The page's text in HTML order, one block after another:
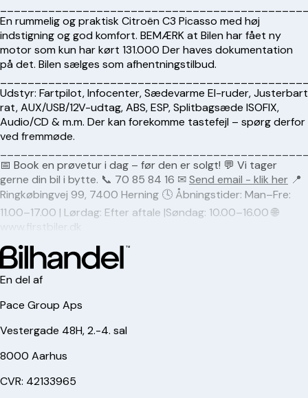
En rummelig og praktisk Citroën C3 Picasso med høj
indstigning og god komfort. BEMÆRK at Bilen har fået ny
motor som kun har kørt 131.000 Der haves dokumentation
på det. Bilen sælges som afhentningstilbud.
Udstyr: Fartpilot, Infocenter, Sædevarme El-ruder, Justerbart
rat, AUX/USB/12V-udtag, ABS, ESP, Splitbagsæde ISOFIX,
Audio/CD & m.m. Der kan forekomme tastefejl – spørg derfor
ved fremmøde.
📅 Book en prøvetur i dag – før den er solgt! 💬 Vi tager
gerne din bil i bytte. 📞 70 85 84 16 ✉Send email - klik her 📍
Ringkøbingvej 99, 7400 Herning 🕓 Åbningstider: Man–Fre:
11.00–17.00 | Lørdag: Efter aftale |Søndag: 10.00–16.00 🌐
www.firstbiler.dk
En del af
Pace Group Aps
Vestergade 48H, 2.-4. sal
8000 Aarhus
CVR: 42133965